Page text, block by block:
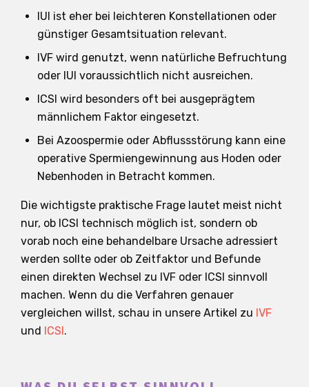
IUI ist eher bei leichteren Konstellationen oder
günstiger Gesamtsituation relevant.
IVF wird genutzt, wenn natürliche Befruchtung
oder IUI voraussichtlich nicht ausreichen.
ICSI wird besonders oft bei ausgeprägtem
männlichem Faktor eingesetzt.
Bei Azoospermie oder Abflussstörung kann eine
operative Spermiengewinnung aus Hoden oder
Nebenhoden in Betracht kommen.
Die wichtigste praktische Frage lautet meist nicht
nur, ob ICSI technisch möglich ist, sondern ob
vorab noch eine behandelbare Ursache adressiert
werden sollte oder ob Zeitfaktor und Befunde
einen direkten Wechsel zu IVF oder ICSI sinnvoll
machen. Wenn du die Verfahren genauer
vergleichen willst, schau in unsere Artikel zu IVF
und ICSI.